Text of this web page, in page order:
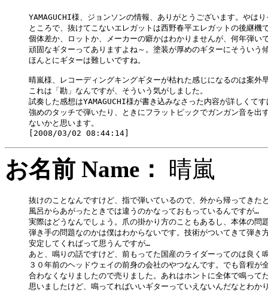
YAMAGUCHI様、ジョンソンの情報、ありがとうございます。やは
ところで、抜けてこないエレガットは西野春平エレガットの後継機
個体差か、ロットか、メーカーの癖かはわかりませんが、何年弾い
頑固なギターってありますよね～。塗装が厚めのギターにそういう
ほんとにギターは難しいですね。
晴嵐様、レコーディングキングギターが枯れた感じになるのは案外
これは「勘」なんですが、そういう気がしました。
試奏した感想はYAMAGUCHI様が書き込みなさった内容が詳しくて
強めのタッチで弾いたり、ときにフラットピックでガンガン音を出
ないかと思います。
お名前 Name： 晴嵐
抜けのことなんですけど、指で弾いているので、外から帰ってきた
風呂からあがったときでは違うのかなっておもっているんですが…
実際はどうなんでしょう。爪の掛かり方のこともあるし、本体の問
弾き手の問題なのかは僕はわからないです。技術がついてきて弾き
安定してくればって思うんですが…
あと、鳴りの話ですけど、前もってた国産のライダーってのは良く
３０年前のヘッドウェイの前身の会社のやつなんです。でも音程が
合わなくなりましたので売りました。あれはホントに全体で鳴って
思いましたけど、鳴ってればいいギターっていえないんだなとわか